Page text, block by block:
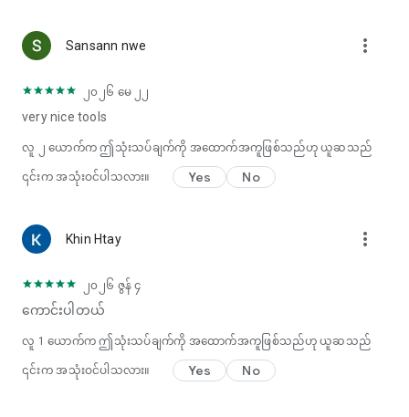
ကောက်ခံပါသည်။
* ဝယ်ယူမှုကို အတည်ပြုပြီးပါက ငွေပေးချေမှုကို Google Play
* လက်ရှိကာလမကုန်ဆုံးမီ အနည်းဆုံး 24 နာရီအတွင်း
မှုကို အလိုအလျောက်သက်တမ်းတိုးပါသည်။
* လက်ရှိကာလမကုန်ဆုံးမီ 24 နာရီအတွင်း အကောင့်သက်တမ်းတိုး
ထားသော အစီအစဉ်ပေါ်တွင် မူတည်ပါသည်။
အလိုအလျောက်သက်တမ်းတိုးခြင်းကို ပိတ်နိုင်သည်။
* အသုံးပြုသူမှ စာရင်းသွင်းမှုတစ်ခုဝယ်ယူသောအခါ အခမဲ့အစမ်း
မင်းရဲ့ အကြံပြုချက်တွေကို android_support@camscanner.com
@CamScanner တွင် ကျွန်ုပ်တို့ကို လိုက်နာပါ။
Facebook တွင်ကျွန်ုပ်တို့ကဲ့သို့ CamScanner
Google+: CamScanner တွင် ကျွန်ုပ်တို့ကို လိုက်နာပါ။
Sansann nwe more_vert
၂၀၂၆ မေ ၂၂
very nice tools
လူ ၂ ယောက်က ဤသုံးသပ်ချက်ကို အထောက်အကူဖြစ်သည်ဟု ယူဆသည်
၎င်းက အသုံးဝင်ပါသလား။ Yes No
Khin Htay more_vert
၂၀၂၆ ဇွန် ၄
ကောင်းပါတယ်
လူ 1 ယောက်က ဤသုံးသပ်ချက်ကို အထောက်အကူဖြစ်သည်ဟု ယူဆသည်
၎င်းက အသုံးဝင်ပါသလား။ Yes No